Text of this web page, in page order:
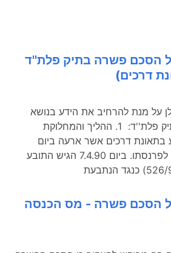
הסכם פשרה בתיק פלת''ד
דרכים)
על מנת להרחיב את הידע בנושא
ביטול הסכם פשרה בתיק פלת''ד: 1. ההליך והמחלוקת
התובע 1 נפגע בתאונת דרכים אשר ארעה ביום
8.6.87 עת נהג במונית לפרנסתו. ביום 7.4.90 הגיש התובע
הסכם פשרה - מס הכנסה